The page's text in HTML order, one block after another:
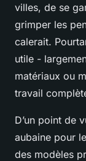
villes, de se
grimper les
calerait.
utile -
matériaux ou
travail
D’un point de
aubaine pour
des modèles